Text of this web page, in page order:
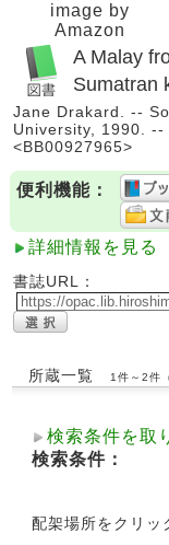
image by
Amazon
A Malay
Sumatran
Jane Drakard. --
University, 1990. --
<BB00927965>
便利機能：
詳細情報を見る
書誌URL：
所蔵一覧 1件～2件
検索条件を取
検索条件：
配架場所をクリッ